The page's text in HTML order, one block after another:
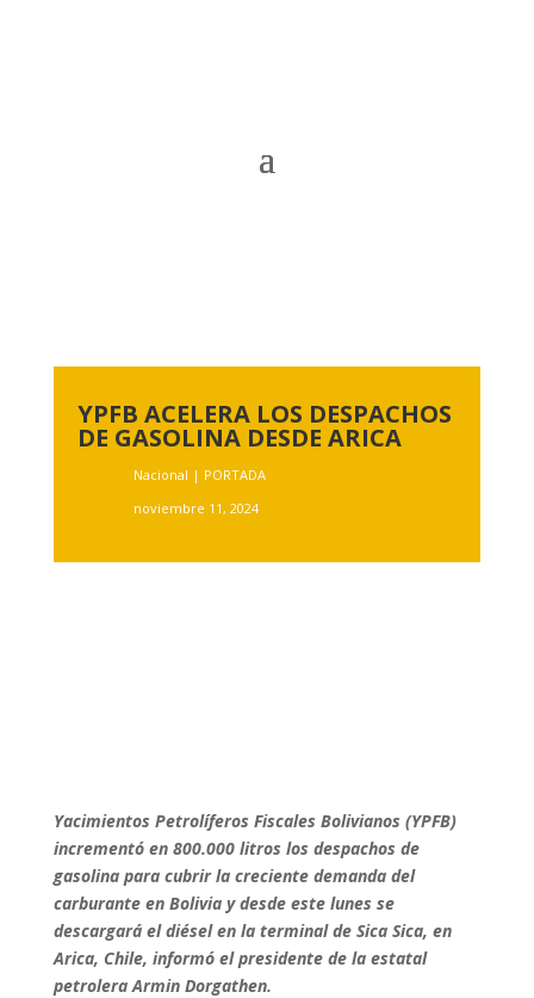
YPFB ACELERA LOS DESPACHOS
DE GASOLINA DESDE ARICA
Nacional | PORTADA
noviembre 11, 2024
Yacimientos Petrolíferos Fiscales Bolivianos (YPFB)
incrementó en 800.000 litros los despachos de
gasolina para cubrir la creciente demanda del
carburante en Bolivia y desde este lunes se
descargará el diésel en la terminal de Sica Sica, en
Arica, Chile, informó el presidente de la estatal
petrolera Armin Dorgathen.